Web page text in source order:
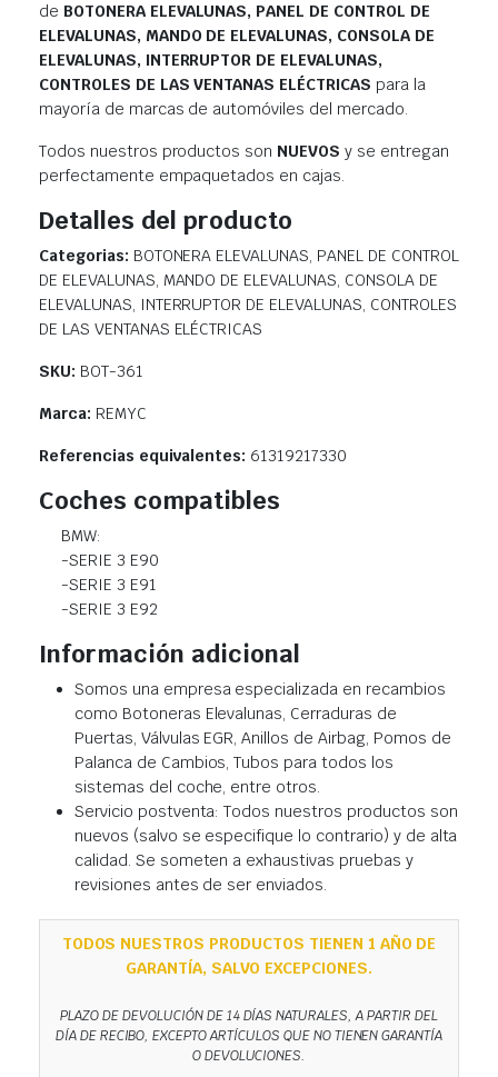
de BOTONERA ELEVALUNAS, PANEL DE CONTROL DE
ELEVALUNAS, MANDO DE ELEVALUNAS, CONSOLA DE
ELEVALUNAS, INTERRUPTOR DE ELEVALUNAS,
CONTROLES DE LAS VENTANAS ELÉCTRICAS para la
mayoría de marcas de automóviles del mercado.
Todos nuestros productos son NUEVOS y se entregan
perfectamente empaquetados en cajas.
Detalles del producto
Categorias: BOTONERA ELEVALUNAS, PANEL DE CONTROL
DE ELEVALUNAS, MANDO DE ELEVALUNAS, CONSOLA DE
ELEVALUNAS, INTERRUPTOR DE ELEVALUNAS, CONTROLES
DE LAS VENTANAS ELÉCTRICAS
SKU: BOT-361
Marca: REMYC
Referencias equivalentes: 61319217330
Coches compatibles
BMW:
-SERIE 3 E90
-SERIE 3 E91
-SERIE 3 E92
Información adicional
Somos una empresa especializada en recambios
como Botoneras Elevalunas, Cerraduras de
Puertas, Válvulas EGR, Anillos de Airbag, Pomos de
Palanca de Cambios, Tubos para todos los
sistemas del coche, entre otros.
Servicio postventa: Todos nuestros productos son
nuevos (salvo se especifique lo contrario) y de alta
calidad. Se someten a exhaustivas pruebas y
revisiones antes de ser enviados.
TODOS NUESTROS PRODUCTOS TIENEN 1 AÑO DE
GARANTÍA, SALVO EXCEPCIONES.
PLAZO DE DEVOLUCIÓN DE 14 DÍAS NATURALES, A PARTIR DEL
DÍA DE RECIBO, EXCEPTO ARTÍCULOS QUE NO TIENEN GARANTÍA
O DEVOLUCIONES.